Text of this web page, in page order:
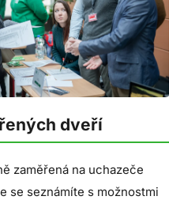
dveří
zaměřená na uchazeče
se seznámíte s možnostmi